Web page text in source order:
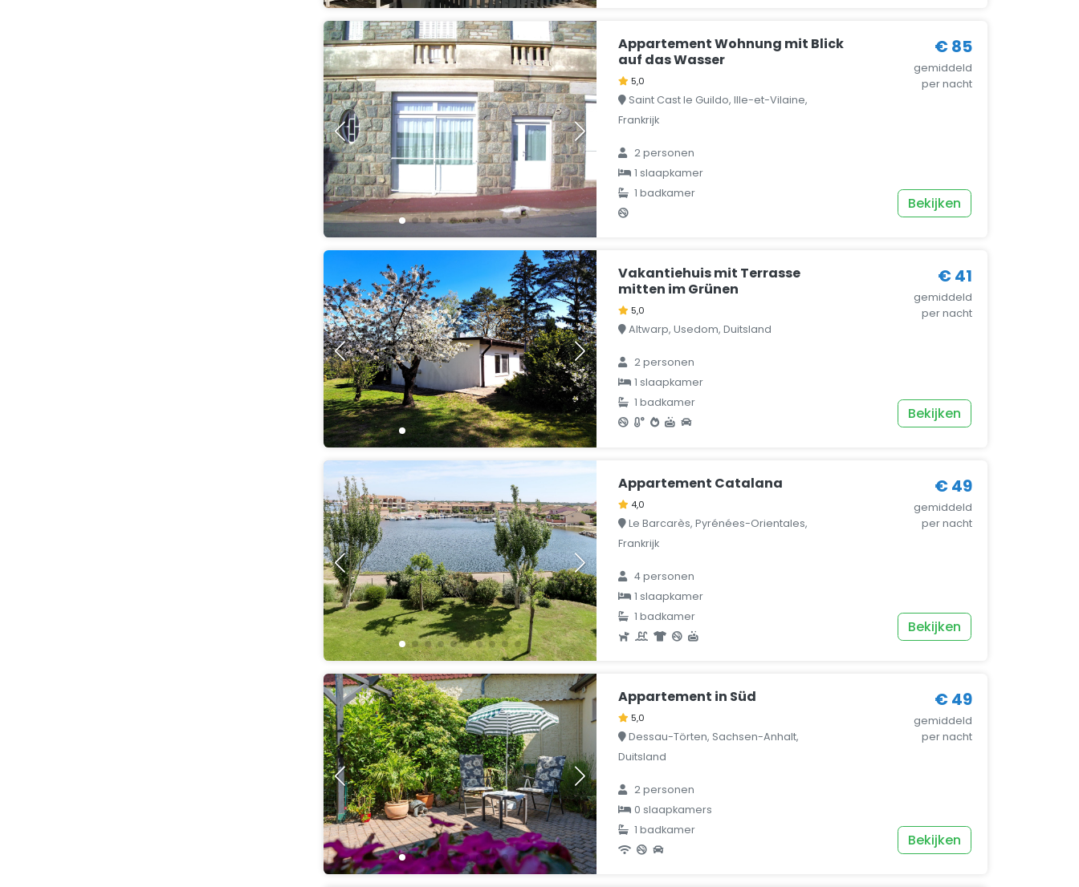
Appartement Wohnung mit Blick
auf das Wasser
5,0
Saint Cast le Guildo, Ille-et-Vilaine,
Frankrijk
2 personen
1 slaapkamer
1 badkamer
€ 85
gemiddeld
per nacht
Bekijken
Vakantiehuis mit Terrasse
mitten im Grünen
5,0
Altwarp, Usedom, Duitsland
2 personen
1 slaapkamer
1 badkamer
€ 41
gemiddeld
per nacht
Bekijken
Appartement Catalana
4,0
Le Barcarès, Pyrénées-Orientales,
Frankrijk
4 personen
1 slaapkamer
1 badkamer
€ 49
gemiddeld
per nacht
Bekijken
Appartement in Süd
5,0
Dessau-Törten, Sachsen-Anhalt,
Duitsland
2 personen
0 slaapkamers
1 badkamer
€ 49
gemiddeld
per nacht
Bekijken